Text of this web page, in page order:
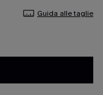
Guida alle taglie